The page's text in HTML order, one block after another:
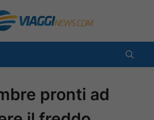
pronti ad